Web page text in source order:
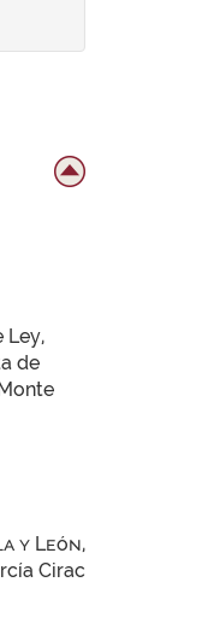
Ley,
de
y León,
Cirac